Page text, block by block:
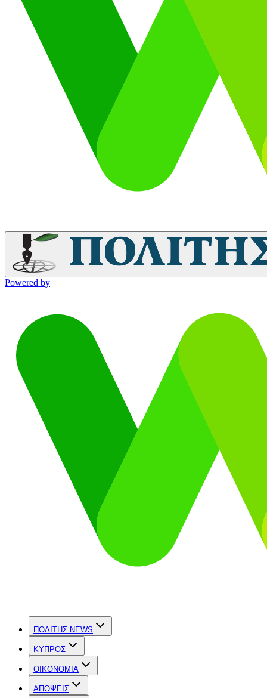
Powered by
ΠΟΛΙΤΗΣ NEWS
ΚΥΠΡΟΣ
OIKONOMIA
ΑΠΟΨΕΙΣ